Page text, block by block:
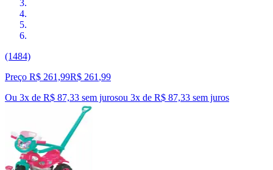
(1484)
Preço R$ 261,99R$ 261 ,99
Ou 3x de R$ 87,33 sem jurosou 3x de R$ 87,33 sem juros